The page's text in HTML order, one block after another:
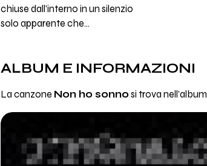
chiuse dall'interno in un silenzio
solo apparente che...
ALBUM E INFORMAZIONI
La canzone Non ho sonnosi trova nell'album